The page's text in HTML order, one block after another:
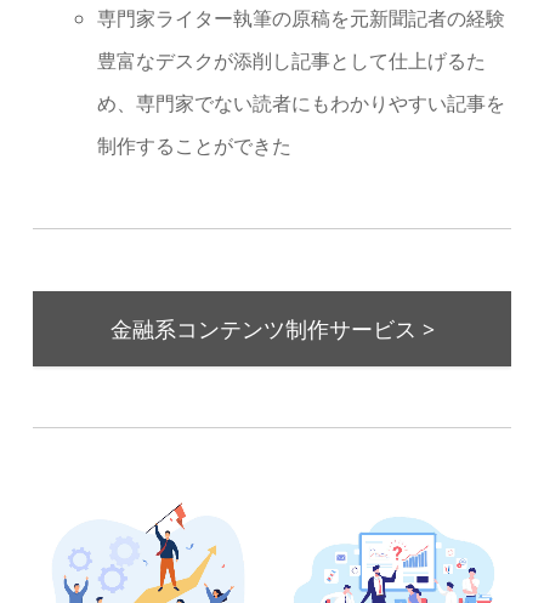
専門家ライター執筆の原稿を元新聞記者の経験
豊富なデスクが添削し記事として仕上げるた
め、専門家でない読者にもわかりやすい記事を
制作することができた
金融系コンテンツ制作サービス >